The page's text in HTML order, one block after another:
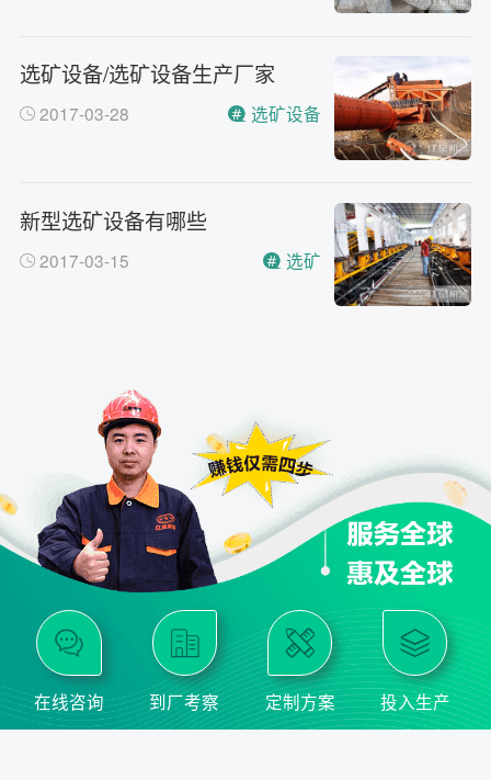
选矿设备/选矿设备生产厂家
2017-03-28 选矿设备
新型选矿设备有哪些
2017-03-15 选矿
在线咨询 到厂考察 定制方案 投入生产